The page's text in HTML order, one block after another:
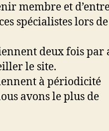
membre et
spécialistes lors
deux fois par
le site.
à périodicité
avons le plus de